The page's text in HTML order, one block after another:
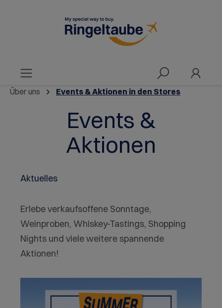
Über uns Events & Aktionen in den Stores
Events &
Aktionen
Aktuelles
Erlebe verkaufsoffene Sonntage,
Weinproben, Whiskey-Tastings, Shopping
Nights und viele weitere spannende
Aktionen!